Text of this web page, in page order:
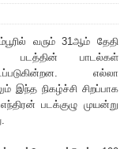
வரும் 31ஆம் தேதி
படத்தின் பாடல்கள்
எல்லா
இந்த நிகழ்ச்சி சிறப்பாக
படக்குழு முயன்று